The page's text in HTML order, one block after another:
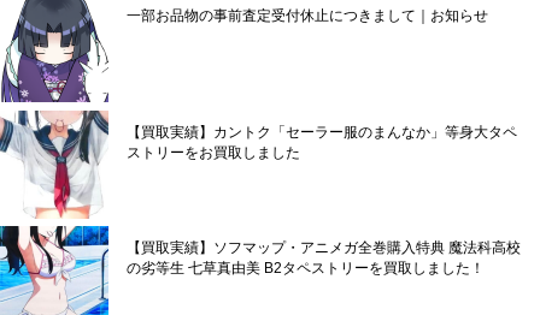
一部お品物の事前査定受付休止につきまして｜お知らせ
【買取実績】カントク「セーラー服のまんなか」等身大タペ
ストリーをお買取しました
【買取実績】ソフマップ・アニメガ全巻購入特典 魔法科高校
の劣等生 七草真由美 B2タペストリーを買取しました！